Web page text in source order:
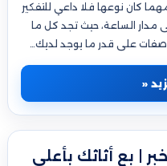
كان نوعها فلا داعي للتفكير
مدار الساعة، حيث تجد كل ما
على قدر ما يوجد لديك…
«
| بع أثاثك بأعلى